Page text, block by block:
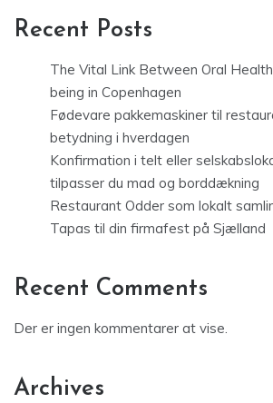
Recent Posts
The Vital Link Between Oral
being in Copenhagen
Fødevare pakkemaskiner til
betydning i hverdagen
Konfirmation i telt eller
tilpasser du mad og borddækning
Restaurant Odder som lokalt
Tapas til din firmafest på Sjælland
Recent Comments
Der er ingen kommentarer at vise.
Archives